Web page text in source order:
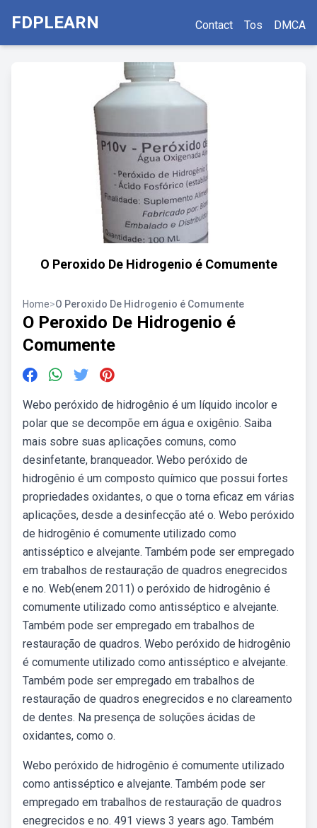
FDPLEARN Contact Tos DMCA
O Peroxido De Hidrogenio é Comumente
Home>O Peroxido De Hidrogenio é Comumente
O Peroxido De Hidrogenio é
Comumente
Webo peróxido de hidrogênio é um líquido incolor e
polar que se decompõe em água e oxigênio. Saiba
mais sobre suas aplicações comuns, como
desinfetante, branqueador. Webo peróxido de
hidrogênio é um composto químico que possui fortes
propriedades oxidantes, o que o torna eficaz em várias
aplicações, desde a desinfecção até o. Webo peróxido
de hidrogênio é comumente utilizado como
antisséptico e alvejante. Também pode ser empregado
em trabalhos de restauração de quadros enegrecidos
e no. Web(enem 2011) o peróxido de hidrogênio é
comumente utilizado como antisséptico e alvejante.
Também pode ser empregado em trabalhos de
restauração de quadros. Webo peróxido de hidrogênio
é comumente utilizado como antisséptico e alvejante.
Também pode ser empregado em trabalhos de
restauração de quadros enegrecidos e no clareamento
de dentes. Na presença de soluções ácidas de
oxidantes, como o.
Webo peróxido de hidrogênio é comumente utilizado
como antisséptico e alvejante. Também pode ser
empregado em trabalhos de restauração de quadros
enegrecidos e no. 491 views 3 years ago. Também